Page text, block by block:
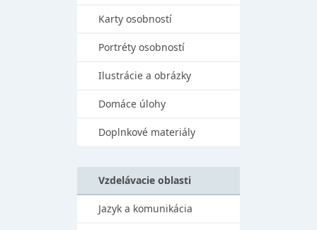
Karty osobností
Portréty osobností
Ilustrácie a obrázky
Domáce úlohy
Doplnkové materiály
Vzdelávacie oblasti
Jazyk a komunikácia